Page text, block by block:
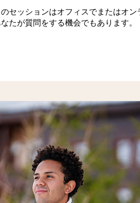
セッションはオフィスでまたはオ
たが質問をする機会でもあります。